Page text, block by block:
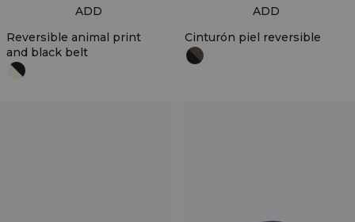
Reversible animal print
and black belt
ADD
Cinturón piel reversible
ADD